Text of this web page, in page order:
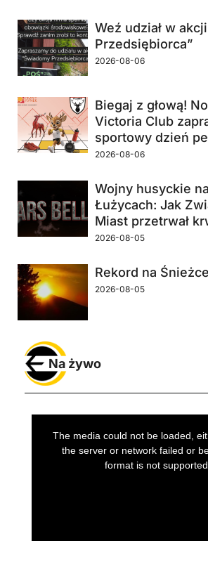
Weź udział w
Przedsiębiorca”
2026-08-06
Biegaj z głową!
Victoria Club
sportowy dzień
2026-08-06
Wojny husyckie
Łużycach: Jak
Miast przetrwał
2026-08-05
Rekord na
2026-08-05
Na żywo